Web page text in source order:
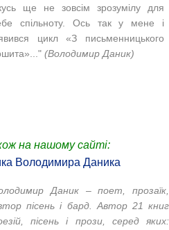
ще не зовсім зрозумілу для
спільноту. Ось так у мене і
цикл «З письменницького
(Володимир Даник)
на нашому сайті:
Володимира Даника
Даник – поет, прозаїк,
пісень і бард. Автор 21 книг
пісень і прози, серед яких: